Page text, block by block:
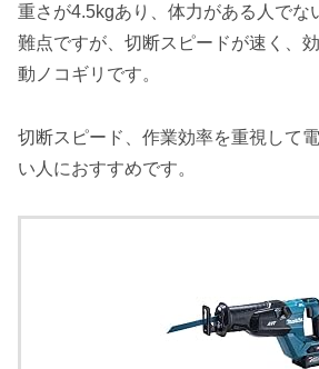
重さが4.5kgあり、体力がある人でな
難点ですが、切断スピードが速く、
動ノコギリです。
切断スピード、作業効率を重視して
い人におすすめです。